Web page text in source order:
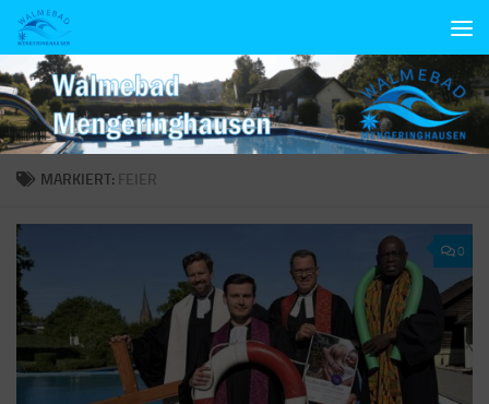
Unter dem Inhalt
MARKIERT: FEIER
0